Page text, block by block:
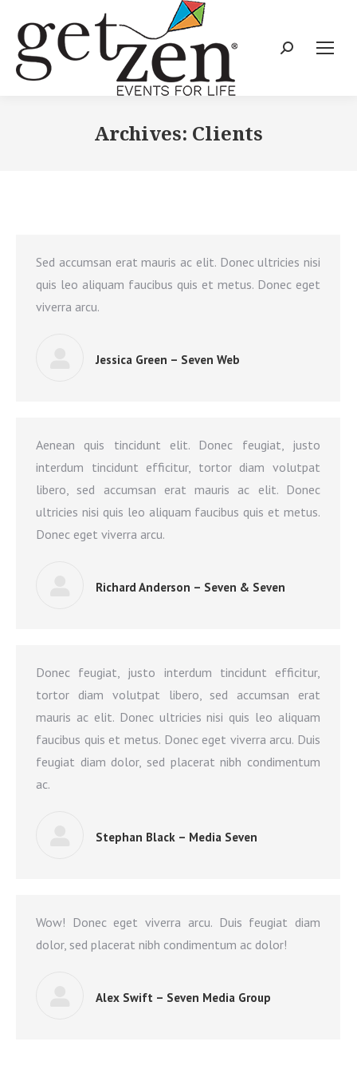
Archives: Clients
Sed accumsan erat mauris ac elit. Donec ultricies nisi
quis leo aliquam faucibus quis et metus. Donec eget
viverra arcu.
Jessica Green – Seven Web
Aenean quis tincidunt elit. Donec feugiat, justo
interdum tincidunt efficitur, tortor diam volutpat
libero, sed accumsan erat mauris ac elit. Donec
ultricies nisi quis leo aliquam faucibus quis et metus.
Donec eget viverra arcu.
Richard Anderson – Seven & Seven
Donec feugiat, justo interdum tincidunt efficitur,
tortor diam volutpat libero, sed accumsan erat
mauris ac elit. Donec ultricies nisi quis leo aliquam
faucibus quis et metus. Donec eget viverra arcu. Duis
feugiat diam dolor, sed placerat nibh condimentum
ac.
Stephan Black – Media Seven
Wow! Donec eget viverra arcu. Duis feugiat diam
dolor, sed placerat nibh condimentum ac dolor!
Alex Swift – Seven Media Group